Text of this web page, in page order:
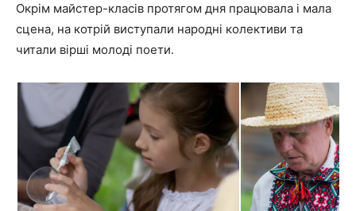
Окрім майстер-класів протягом дня працювала і мала
сцена, на котрій виступали народні колективи та
читали вірші молоді поети.